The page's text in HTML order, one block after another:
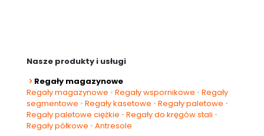
Nasze produkty i usługi
Regały magazynowe
Regały magazynowe • Regały wspornikowe • Regały
segmentowe • Regały kasetowe • Regały paletowe •
Regały paletowe ciężkie • Regały do kręgów stali •
Regały półkowe • Antresole